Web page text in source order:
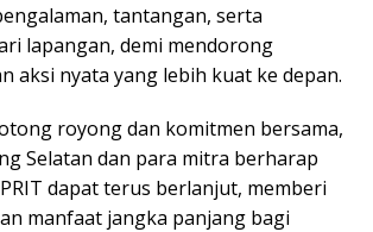
tantangan, serta
lapangan, demi mendorong
aksi nyata yang lebih kuat ke depan.
royong dan komitmen bersama,
Selatan dan para mitra berharap
dapat terus berlanjut, memberi
manfaat jangka panjang bagi